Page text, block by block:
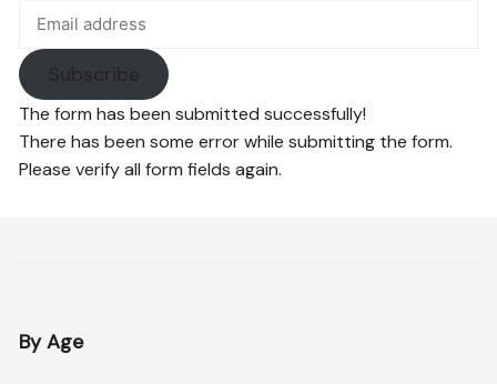
Subscribe
The form has been submitted successfully!
There has been some error while submitting the form.
Please verify all form fields again.
By Age